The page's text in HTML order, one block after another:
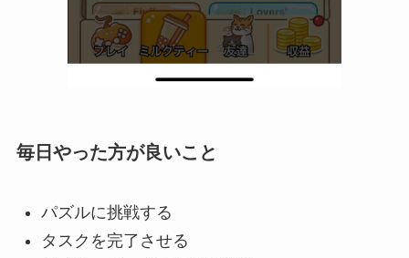
毎日やった方が良いこと
パズルに挑戦する
タスクを完了させる